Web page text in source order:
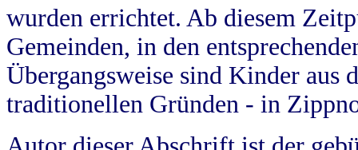
wurden errichtet. Ab diesem
Gemeinden, in den
Übergangsweise sind Kinder aus
traditionellen Gründen - in